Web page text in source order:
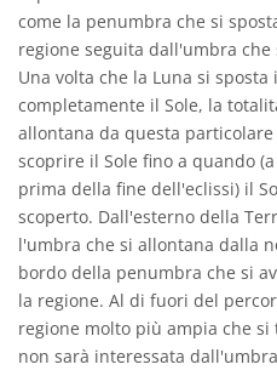
come la penumbra che si
regione seguita dall'umbra
Una volta che la Luna si
completamente il Sole, la
allontana da questa
scoprire il Sole fino a quando
prima della fine dell'eclissi) il
scoperto. Dall'esterno della
l'umbra che si allontana dalla
bordo della penumbra che si
la regione. Al di fuori del
regione molto più ampia che
non sarà interessata